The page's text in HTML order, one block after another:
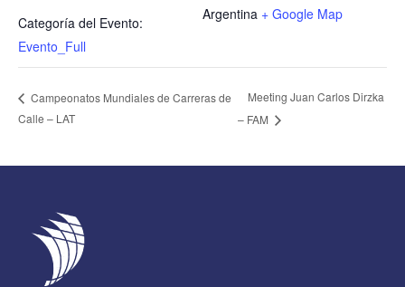
Categoría del Evento:
Evento_Full
Argentina + Google Map
Campeonatos Mundiales de Carreras de
Calle – LAT
Meeting Juan Carlos Dirzka
– FAM